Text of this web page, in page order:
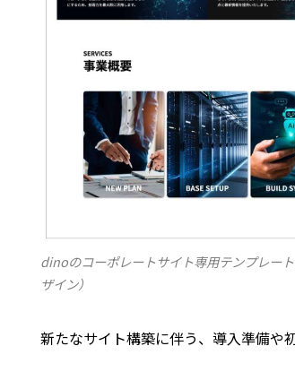
dinoのコーポレートサイト専用テンプレー
ザイン）
新たなサイト構築に伴う、導入準備や